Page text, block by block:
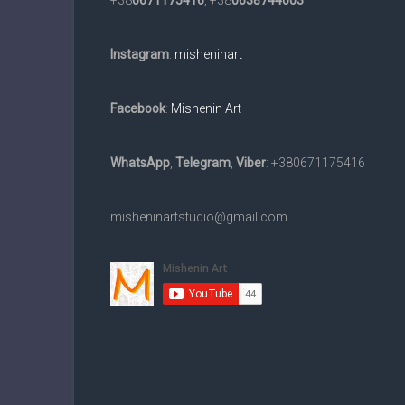
Instagram: misheninart
Facebook: Mishenin Art
WhatsApp Telegram Viber: +380671175416
misheninartstudio@gmail.com